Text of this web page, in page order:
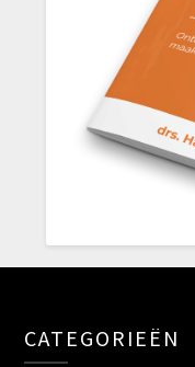
CATEGORIEËN